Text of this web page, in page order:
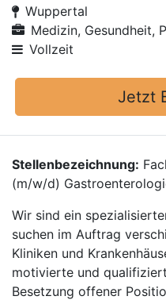
Wuppertal
Medizin, Gesundheit,
Vollzeit
Jetzt
Stellenbezeichnung:
(m/w/d)
Wir sind ein
suchen im Auftrag
Kliniken und
motivierte und
Besetzung offener